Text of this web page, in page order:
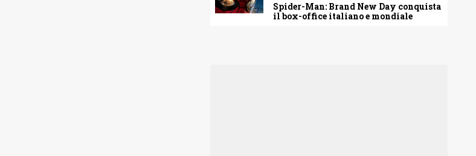
Spider-Man: Brand New Day conquista
il box-office italiano e mondiale